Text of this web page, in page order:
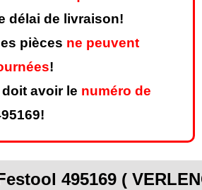
délai de livraison!
pièces ne peuvent
!
avoir le numéro de
495169 (